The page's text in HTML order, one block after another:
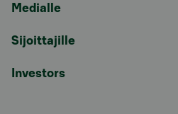
Medialle
Sijoittajille
Investors